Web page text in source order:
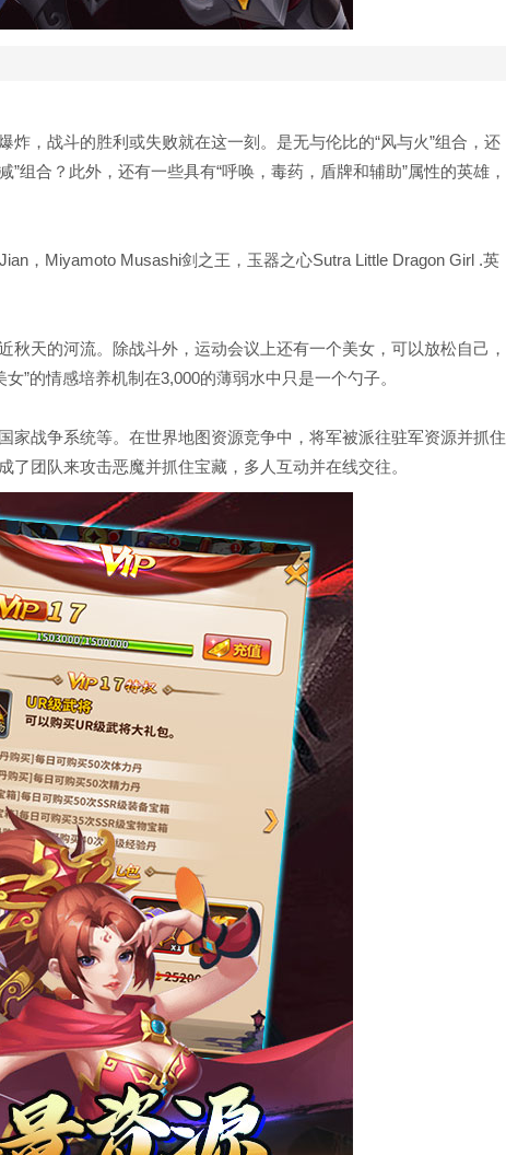
炸，战斗的胜利或失败就在这一刻。是无与伦比的“风与火”组合，还
”组合？此外，还有一些具有“呼唤，毒药，盾牌和辅助”属性的英雄，
，Miyamoto Musashi剑之王，玉器之心Sutra Little Dragon Girl .英
秋天的河流。除战斗外，运动会议上还有一个美女，可以放松自己，
”的情感培养机制在3,000的薄弱水中只是一个勺子。
家战争系统等。在世界地图资源竞争中，将军被派往驻军资源并抓住
团队来攻击恶魔并抓住宝藏，多人互动并在线交往。